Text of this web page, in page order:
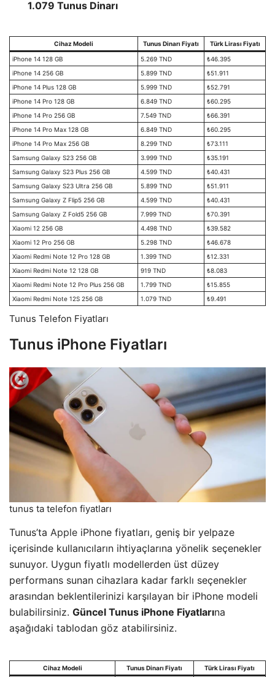
1.079 Tunus Dinarı
Cihaz Modeli Tunus Dinarı Fiyatı Türk Lirası Fiyatı
iPhone 14 128 GB 5.269 TND
₺46.395
iPhone 14 256 GB
5.899 TND
₺51.911
iPhone 14 Plus 128 GB
5.999 TND
₺52.791
iPhone 14 Pro 128 GB
6.849 TND
₺60.295
iPhone 14 Pro 256 GB
7.549 TND
₺66.391
iPhone 14 Pro Max 128 GB
6.849 TND
₺60.295
iPhone 14 Pro Max 256 GB
8.299 TND
₺73.111
Samsung Galaxy S23 256 GB
3.999 TND
₺35.191
Samsung Galaxy S23 Plus 256 GB
4.599 TND
₺40.431
Samsung Galaxy S23 Ultra 256 GB
5.899 TND
₺51.911
Samsung Galaxy Z Flip5 256 GB
4.599 TND
₺40.431
Samsung Galaxy Z Fold5 256 GB
7.999 TND
₺70.391
Xiaomi 12 256 GB
4.498 TND
₺39.582
Xiaomi 12 Pro 256 GB
5.298 TND
₺46.678
Xiaomi Redmi Note 12 Pro 128 GB
1.399 TND
₺12.331
Xiaomi Redmi Note 12 128 GB
919 TND
₺8.083
Xiaomi Redmi Note 12 Pro Plus 256 GB
1.799 TND
₺15.855
Xiaomi Redmi Note 12S 256 GB
1.079 TND ₺9.491
Tunus Telefon Fiyatları
Tunus iPhone Fiyatları
tunus ta telefon fiyatları
Tunus’ta Apple iPhone fiyatları, geniş bir yelpaze
içerisinde kullanıcıların ihtiyaçlarına yönelik seçenekler
sunuyor. Uygun fiyatlı modellerden üst düzey
performans sunan cihazlara kadar farklı seçenekler
arasından beklentilerinizi karşılayan bir iPhone modeli
bulabilirsiniz. Güncel Tunus iPhone Fiyatlarına
aşağıdaki tablodan göz atabilirsiniz.
Cihaz Modeli Tunus Dinarı Fiyatı Türk Lirası Fiyatı